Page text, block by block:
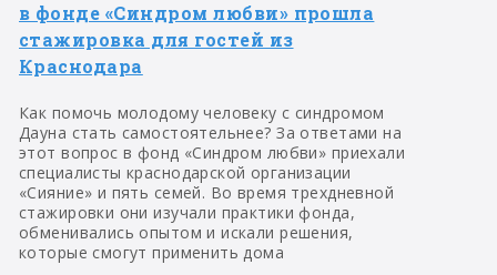
в фонде «Синдром любви» прошла
стажировка для гостей из
Краснодара
Как помочь молодому человеку с синдромом
Дауна стать самостоятельнее? За ответами на
этот вопрос в фонд «Синдром любви» приехали
специалисты краснодарской организации
«Сияние» и пять семей. Во время трехдневной
стажировки они изучали практики фонда,
обменивались опытом и искали решения,
которые смогут применить дома